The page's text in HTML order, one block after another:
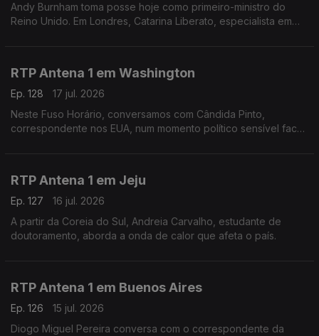
Andy Burnham toma posse hoje como primeiro-ministro do
Reino Unido. Em Londres, Catarina Liberato, especialista em
RTP Antena 1 em Washington
Ep. 128
17 jul. 2026
Neste Fuso Horário, conversamos com Cândida Pinto,
correspondente nos EUA, num momento político sensível face
RTP Antena 1 em Jeju
Ep. 127
16 jul. 2026
A partir da Coreia do Sul, Andreia Carvalho, estudante de
doutoramento, aborda a onda de calor que afeta o país.
RTP Antena 1 em Buenos Aires
Ep. 126
15 jul. 2026
Diogo Miguel Pereira conversa com o correspondente da